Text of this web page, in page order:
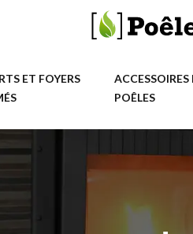
ET FOYERS
ACCESSOIRES
POÊLES